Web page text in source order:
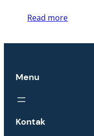
Read more
Menu
Kontak